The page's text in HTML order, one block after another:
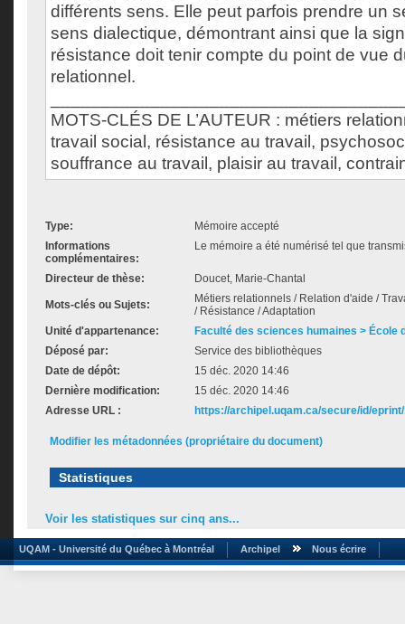
différents sens. Elle peut parfois prendre un
sens dialectique, démontrant ainsi que la
résistance doit tenir compte du point de vue
relationnel.
MOTS-CLÉS DE L’AUTEUR : métiers
travail social, résistance au travail,
souffrance au travail, plaisir au travail,
Type:
Mémoire accepté
Informations
complémentaires:
Le mémoire a été numérisé tel que
Directeur de thèse: Doucet, Marie-Chantal
Mots-clés ou Sujets:
Métiers relationnels / Relation d'aide /
/ Résistance / Adaptation
Unité d'appartenance:
Faculté des sciences humaines > École
Déposé par:
Service des bibliothèques
Date de dépôt:
15 déc. 2020 14:46
Dernière modification:
15 déc. 2020 14:46
Adresse URL :
https://archipel.uqam.ca/secure/id/
Modifier les métadonnées (propriétaire du document)
Statistiques
Voir les statistiques sur cinq ans...
UQAM - Université du Québec à Montréal Archipel Nous écrire